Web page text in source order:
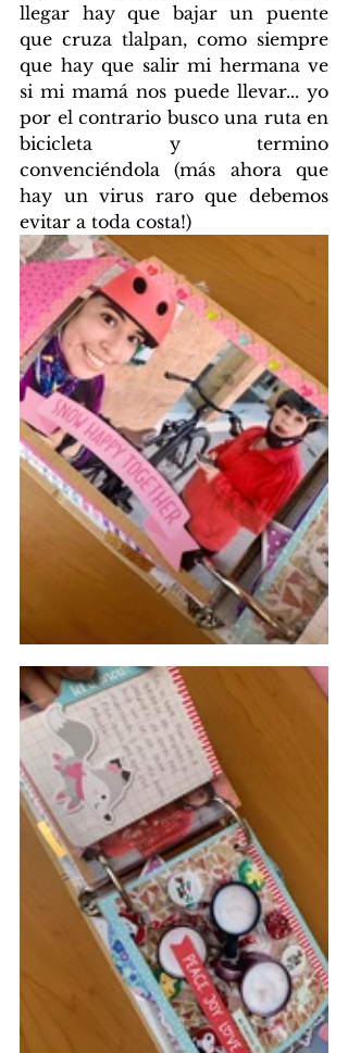
llegar hay que bajar un puente
que cruza tlalpan, como siempre
que hay que salir mi hermana ve
si mi mamá nos puede llevar... yo
por el contrario busco una ruta en
bicicleta y termino
convenciéndola (más ahora que
hay un virus raro que debemos
evitar a toda costa!)